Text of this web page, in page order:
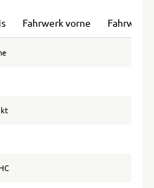
Fahrwerk vorne Fahrwerk